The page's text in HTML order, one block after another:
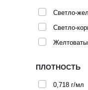
Светло-
Светло-
ПЛОТНОСТЬ
0,718 г/мл